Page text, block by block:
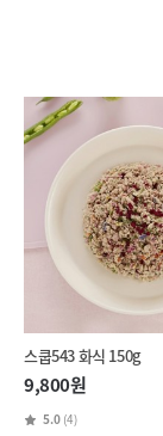
스쿱543 화식 150g
9,800원
5.0 (4)